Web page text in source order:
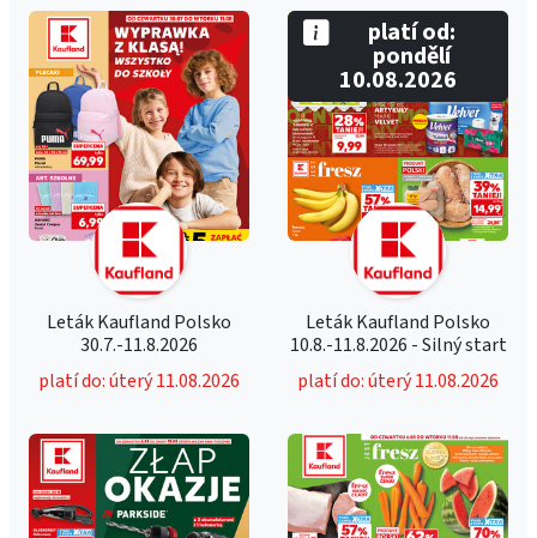
Leták Kaufland Polsko
30.7.-11.8.2026
platí do: úterý 11.08.2026
Leták Kaufland Polsko
10.8.-11.8.2026 - Silný start
platí do: úterý 11.08.2026
platí od:
pondělí
10.08.2026